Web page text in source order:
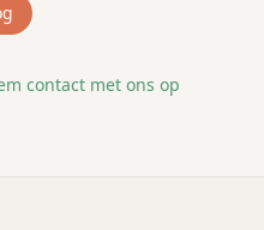
contact met ons op